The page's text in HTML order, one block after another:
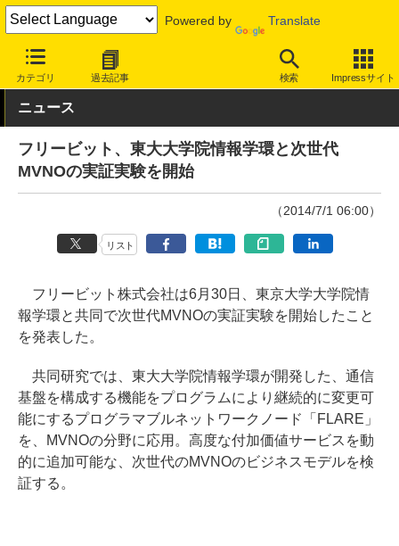
Powered by Translate
カテゴリ 過去記事 検索 Impressサイト
INTERNET Watch サービス/ソフト 実験
ニュース
フリービット、東大大学院情報学環と次世代
MVNOの実証実験を開始
（2014/7/1 06:00）
リスト
フリービット株式会社は6月30日、東京大学大学院情
報学環と共同で次世代MVNOの実証実験を開始したこと
を発表した。
共同研究では、東大大学院情報学環が開発した、通信
基盤を構成する機能をプログラムにより継続的に変更可
能にするプログラマブルネットワークノード「FLARE」
を、MVNOの分野に応用。高度な付加価値サービスを動
的に追加可能な、次世代のMVNOのビジネスモデルを検
証する。